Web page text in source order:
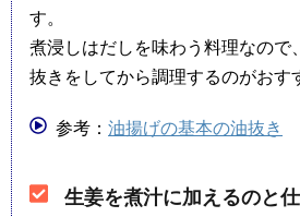
す。
煮浸しはだしを味わう料理なので
抜きをしてから調理するのがおす
参考： 油揚げの基本の油抜き
生姜を煮汁に加えるのと